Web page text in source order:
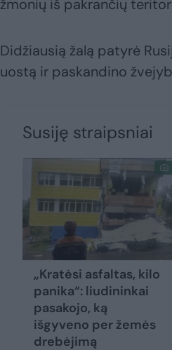
žmonių iš pakrančių
Didžiausią žalą patyrė
uostą ir paskandino
Susiję straipsniai
„Kratėsi asfaltas, kilo
panika“: liudininkai
pasakojo, ką
išgyveno per žemės
drebėjimą